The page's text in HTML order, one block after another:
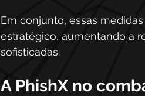
Em conjunto, essas
estratégico, aumentando a
sofisticadas.
A PhishX no